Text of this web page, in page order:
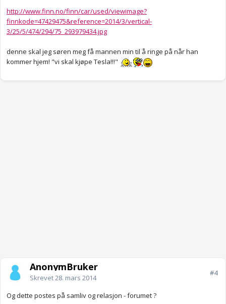
http://www.finn.no/finn/car/used/viewimage?
finnkode=47429475&reference=2014/3/vertical-
3/25/5/474/294/75_293979434.jpg
denne skal jeg søren meg få mannen min til å ringe på når han
kommer hjem! "vi skal kjøpe Tesla!!!"
AnonymBruker
Skrevet28. mars 2014
#4
Og dette postes på samliv og relasjon - forumet ?